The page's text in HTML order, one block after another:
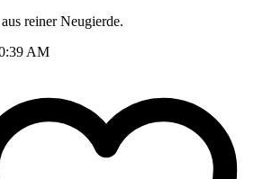
reiner Neugierde.
AM